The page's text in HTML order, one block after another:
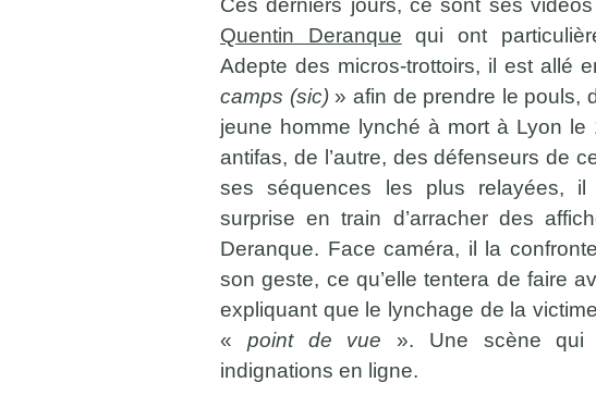
Ces derniers jours, ce sont ses
Quentin Deranque qui ont
Adepte des micros-trottoirs, il est allé
camps (sic)» afin de prendre le pouls,
jeune homme lynché à mort à Lyon le
antifas, de l’autre, des défenseurs de
ses séquences les plus relayées,
surprise en train d’arracher des
Deranque. Face caméra, il la
son geste, ce qu’elle tentera de faire
expliquant que le lynchage de la
« point de vue ». Une scène qui
indignations en ligne.